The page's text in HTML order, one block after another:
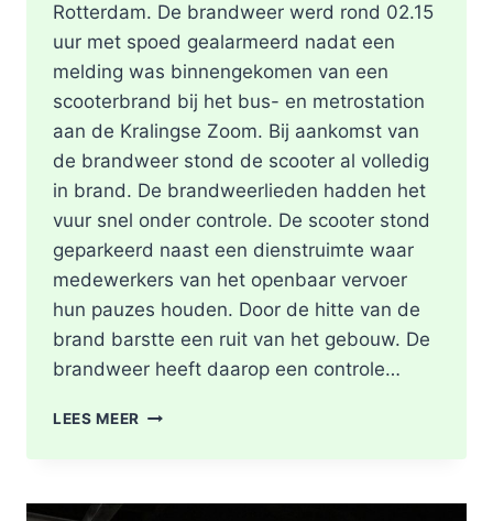
Rotterdam. De brandweer werd rond 02.15
uur met spoed gealarmeerd nadat een
melding was binnengekomen van een
scooterbrand bij het bus- en metrostation
aan de Kralingse Zoom. Bij aankomst van
de brandweer stond de scooter al volledig
in brand. De brandweerlieden hadden het
vuur snel onder controle. De scooter stond
geparkeerd naast een dienstruimte waar
medewerkers van het openbaar vervoer
hun pauzes houden. Door de hitte van de
brand barstte een ruit van het gebouw. De
brandweer heeft daarop een controle…
LEES MEER SCOOTER
BIJ